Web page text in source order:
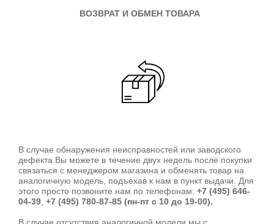
ВОЗВРАТ И ОБМЕН ТОВАРА
В случае обнаружения неисправностей или заводского
дефекта Вы можете в течение двух недель после покупки
связаться с менеджером магазина и обменять товар на
аналогичную модель, подъехав к нам в пункт выдачи. Для
этого просто позвоните нам по телефонам: +7 (495) 646-
04-39 +7 (495) 780-87-85 (пн-пт с 10 до 19-00).